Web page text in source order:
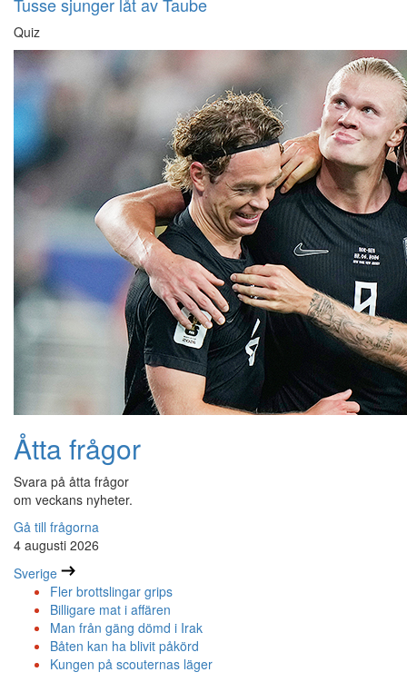
Quiz
Åtta frågor
Svara på åtta frågor
om veckans nyheter.
Gå till frågorna
4 augusti 2026
Sverige
Fler brottslingar grips
Billigare mat i affären
Man från gäng dömd i Irak
Båten kan ha blivit påkörd
Kungen på scouternas läger